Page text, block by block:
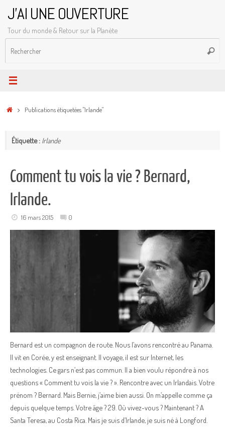
contenu
J'AI UNE OUVERTURE
Tour du monde & Retour sur la Planète
AccueilPublications étiquetées "Irlande"
Étiquette : Irlande
Comment tu vois la vie ? Bernard,
Irlande.
16 mars 2015 0
Bernard est un compagnon de route. Nous l’avons rencontré au Panama.
Il vit en Corée, y est enseignant. Il voyage, il est sur Internet, les
technologies. Ce gars n’est pas commun. Il a bien voulu répondre à nos
questions « Comment tu vois la vie ? ». Rencontre avec un Irlandais. Votre
prénom ? Bernard. Mais Bernie, j’aime bien aussi. On m’appelle comme ça
depuis quelque temps. Votre âge ? 29. Où vivez-vous ? Maintenant ? A
Santa Teresa, au Costa Rica. Mais je suis d’Irlande, je suis né à Longford.